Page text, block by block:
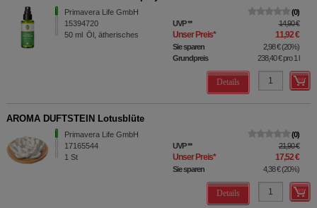
Primavera Life GmbH
15394720
50 ml Öl, ätherisches
0
UVP** 14,90 €
Unser Preis* 11,92 €
Sie sparen 2,98 €(20%)
Grundpreis
238,40 €pro 1 l
Details
AROMA DUFTSTEIN Lotusblüte
Primavera Life GmbH
17165544
1 St
0
UVP** 21,90 €
Unser Preis* 17,52 €
Sie sparen 4,38 €(20%)
Details